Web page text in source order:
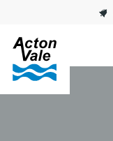
Skip to main content